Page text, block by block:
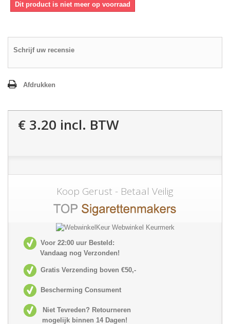
Dit product is niet meer op voorraad
Schrijf uw recensie
Afdrukken
€ 3.20 incl. BTW
Koop Gerust - Betaal Veilig
Voor 22:00 uur Besteld:
Vandaag nog Verzonden!
Gratis Verzending boven €50,-
Bescherming Consument
Niet Tevreden? Retourneren
mogelijk binnen 14 Dagen!